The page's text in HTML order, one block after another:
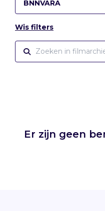
BNNVARA
Wis filters
Er zijn geen